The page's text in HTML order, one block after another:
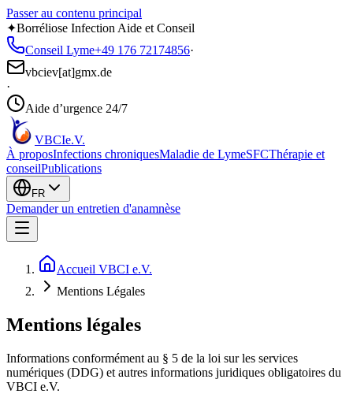
Passer au contenu principal
✦Borréliose Infection Aide et Conseil
Conseil Lyme+49 176 72174856·
vbciev[at]gmx.de
·
Aide d’urgence 24/7
VBCIe.V.
À proposInfections chroniquesMaladie de LymeSFCThérapie et
conseilPublications
FR
Demander un entretien d'anamnèse
Accueil VBCI e.V.
Mentions Légales
Mentions légales
Informations conformément au § 5 de la loi sur les services
numériques (DDG) et autres informations juridiques obligatoires du
VBCI e.V.